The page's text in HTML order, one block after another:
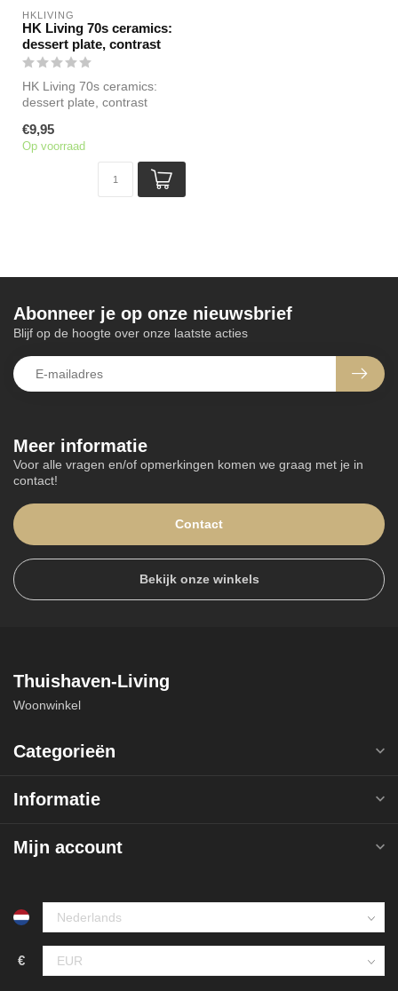
HKLIVING
HK Living 70s ceramics:
dessert plate, contrast
HK Living 70s ceramics:
dessert plate, contrast
Vaatwa...
€9,95
Op voorraad
Meer informatie
Voor alle vragen en/of opmerkingen komen we graag met je in
contact!
Contact
Bekijk onze winkels
Abonneer je op onze nieuwsbrief
Blijf op de hoogte over onze laatste acties
Thuishaven-Living
Woonwinkel
Categorieën
Informatie
Mijn account
€